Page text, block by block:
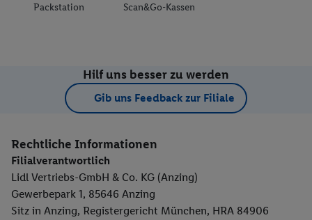
Packstation Scan&Go-Kassen
Hilf uns besser zu werden
Gib uns Feedback zur Filiale
Rechtliche Informationen
Filialverantwortlich
Lidl Vertriebs-GmbH & Co. KG (Anzing)
Gewerbepark 1, 85646 Anzing
Sitz in Anzing, Registergericht München, HRA 84906